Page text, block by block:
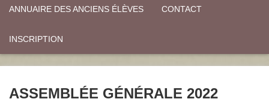
ANNUAIRE DES ANCIENS ÉLÈVES CONTACT
INSCRIPTION
ASSEMBLÉE GÉNÉRALE 2022